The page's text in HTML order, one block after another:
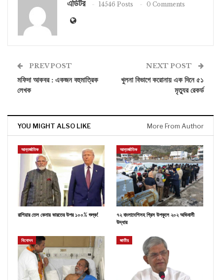
এডিটর 14546 Posts 0 Comments
PREV POST
মফিদা আকবর : একজন বহুমাত্রিক
লেখক
NEXT POST
খুলনা বিভাগে করোনায় এক দিনে ৫১
মৃত্যুর রেকর্ড
YOU MIGHT ALSO LIKE More From Author
আন্তর্জাতিক
রাশিয়ার তেল কেনায় ভারতের উপর ১০০% শুল্ক!
আন্তর্জাতিক
৭২ বাংলাদেশিসহ গ্রিস উপকূলে ২০২ অভিবাসী
উদ্ধার
বিনোদন জাতীয়